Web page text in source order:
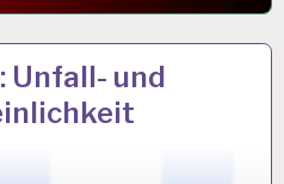
Unfall- und